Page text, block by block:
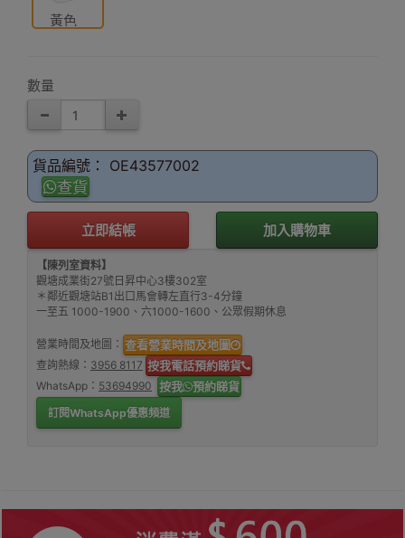
黃色
數量
貨品編號： OE43577002
查貨
立即結帳 加入購物車
【陳列室資料】
觀塘成業街27號日昇中心3樓302室
＊鄰近觀塘站B1出口馬會轉左直行3-4分鐘
一至五 1000-1900、六1000-1600、公眾假期休息
營業時間及地圖： 查看營業時間及地圖
查詢熱線： 3956 8117 按我電話預約睇貨
WhatsApp： 53694990 按我 預約睇貨
訂閱WhatsApp優惠頻道